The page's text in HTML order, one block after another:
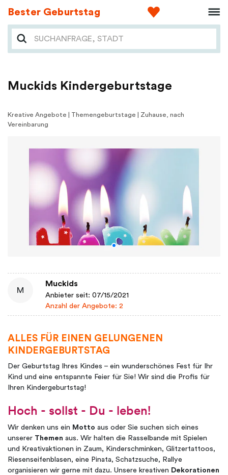
Bester Geburtstag
Muckids Kindergeburtstage
Kreative Angebote | Themengeburtstage | Zuhause, nach
Vereinbarung
M
Muckids
Anbieter seit: 07/15/2021
Anzahl der Angebote: 2
ALLES FÜR EINEN GELUNGENEN
KINDERGEBURTSTAG
Der Geburtstag Ihres Kindes – ein wunderschönes Fest für Ihr
Kind und eine entspannte Feier für Sie! Wir sind die Profis für
Ihren Kindergeburtstag!
Hoch - sollst - Du - leben!
Wir denken uns ein Motto aus oder Sie suchen sich eines
unserer Themen aus. Wir halten die Rasselbande mit Spielen
und Kreativaktionen in Zaum, Kinderschminken, Glitzertattoos,
Riesenseifenblasen, eine Pinata, Schatzsuche, Rallye
organisieren wir gerne mit dazu. Unsere kreativen Dekorationen